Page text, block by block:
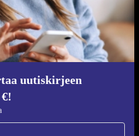
uutiskirjeen
meistä